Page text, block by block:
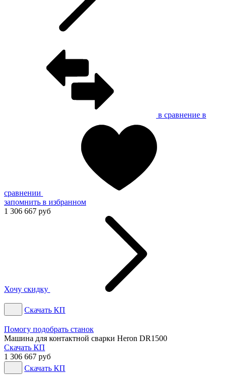
в сравнение в
сравнении
запомнить в избранном
1 306 667 руб
Хочу скидку
Скачать КП
Помогу подобрать станок
Машина для контактной сварки Heron DR1500
Скачать КП
1 306 667 руб
Скачать КП